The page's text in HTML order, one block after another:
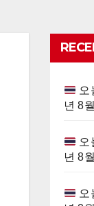
오
년 8
오
년 8
오